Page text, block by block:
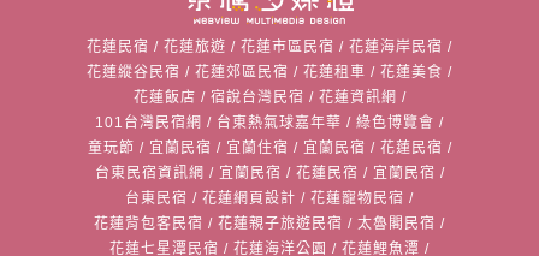
花蓮民宿 / 花蓮旅遊 / 花蓮市區民宿 / 花蓮海岸民宿 /
花蓮縱谷民宿 / 花蓮郊區民宿 / 花蓮租車 / 花蓮美食 /
花蓮飯店 / 宿說台灣民宿 / 花蓮資訊網 /
101台灣民宿網 / 台東熱氣球嘉年華 / 綠色博覽會 /
童玩節 / 宜蘭民宿 / 宜蘭住宿 / 宜蘭民宿 / 花蓮民宿 /
台東民宿資訊網 / 宜蘭民宿 / 花蓮民宿 / 宜蘭民宿 /
台東民宿 / 花蓮網頁設計 / 花蓮寵物民宿 /
花蓮背包客民宿 / 花蓮親子旅遊民宿 / 太魯閣民宿 /
花蓮七星潭民宿 / 花蓮海洋公園 / 花蓮鯉魚潭 /